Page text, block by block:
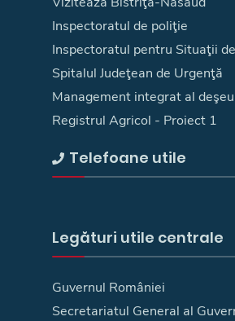
Inspectoratul de poliţie
Inspectoratul pentru Situaţii
Spitalul Judeţean de Urgenţă
Management integrat al
Registrul Agricol - Proiect 1
Telefoane utile
Legături utile centrale
Guvernul României
Secretariatul General al